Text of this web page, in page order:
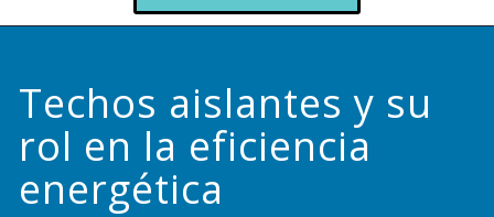
Techos aislantes y su
rol en la eficiencia
energética